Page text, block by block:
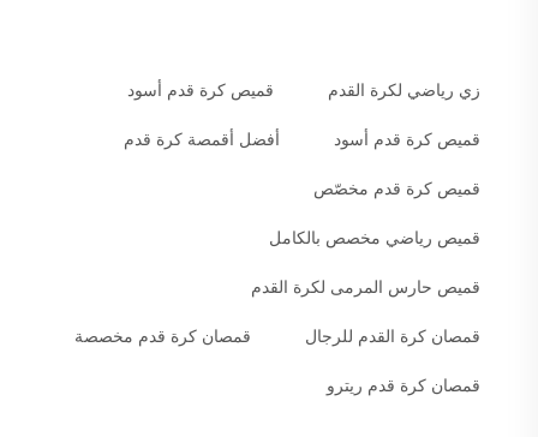
زي رياضي لكرة القدم قميص كرة قدم أسود
قميص كرة قدم أسود أفضل أقمصة كرة قدم
قميص كرة قدم مخصّص
قميص رياضي مخصص بالكامل
قميص حارس المرمى لكرة القدم
قمصان كرة القدم للرجال قمصان كرة قدم مخصصة
قمصان كرة قدم ريترو